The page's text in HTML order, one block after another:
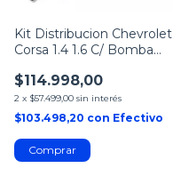
Kit Distribucion Chevrolet
Corsa 1.4 1.6 C/ Bomba
$114.998,00
2 x $57.499,00 sin interés
$103.498,20 con Efectivo